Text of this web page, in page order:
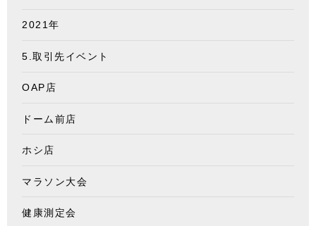
2021年
5.取引先イベント
OAP店
ドーム前店
ホシ店
マラソン大会
健康測定会